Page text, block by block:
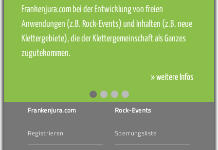
Frankenjura.com bei der Entwicklung von freien
Anwendungen (z.B. Rock-Events) und Inhalten (z.B. neue
Klettergebiete), die der Klettergemeinschaft als Ganzes
zugutekommen.
» weitere Infos
Frankenjura.com
Registrieren
Rock-Events
Sperrungsliste